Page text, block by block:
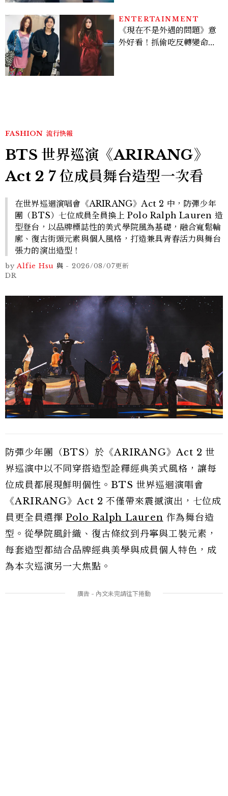
ENTERTAINMENT
《現在不是外遇的問題》意
外好看！抓偷吃反轉變命
FASHION 流行快報
BTS 世界巡演《ARIRANG》
Act 2 7 位成員舞台造型一次看
在世界巡迴演唱會《ARIRANG》Act 2 中，防彈少年
團（BTS）七位成員全員換上 Polo Ralph Lauren 造
型登台，以品牌標誌性的美式學院風為基礎，融合寬鬆輪
廓、復古街頭元素與個人風格，打造兼具青春活力與舞台
張力的演出造型！
by Alfie Hsu 與 - 2026/08/07更新
DR
防彈少年團（BTS）於《ARIRANG》Act 2 世
界巡演中以不同穿搭造型詮釋經典美式風格，讓每
位成員都展現鮮明個性。BTS 世界巡迴演唱會
《ARIRANG》Act 2 不僅帶來震撼演出，七位成
員更全員選擇 Polo Ralph Lauren 作為舞台造
型。從學院風針織、復古條紋到丹寧與工裝元素，
每套造型都結合品牌經典美學與成員個人特色，成
為本次巡演另一大焦點。